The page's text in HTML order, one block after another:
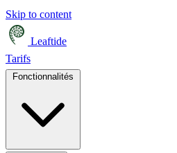
Skip to content
Leaftide
Tarifs